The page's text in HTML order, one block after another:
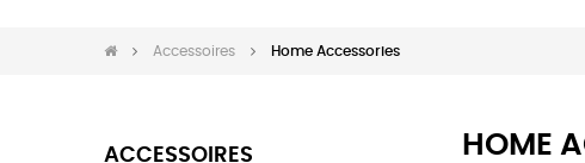
Accessoires Home Accessories
ACCESSOIRES HOME